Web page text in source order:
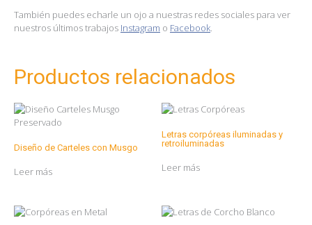
También puedes echarle un ojo a nuestras redes sociales para ver
nuestros últimos trabajos Instagram o Facebook.
Productos relacionados
Diseño de Carteles con Musgo
Leer más
Letras corpóreas iluminadas y
retroiluminadas
Leer más